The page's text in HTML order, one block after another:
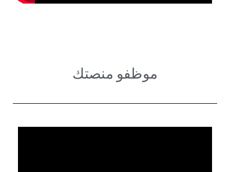
موظفو منصتك